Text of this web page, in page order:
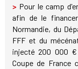
> Pour le camp
afin de le
Normandie, du
FFF et du
injecté 200 000
Coupe de France